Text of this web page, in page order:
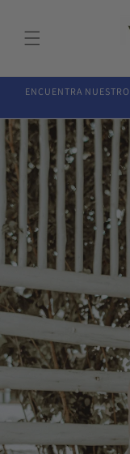
al contenido
ENCUENTRA